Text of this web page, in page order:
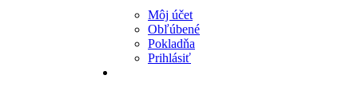
Môj účet
Obľúbené
Pokladňa
Prihlásiť